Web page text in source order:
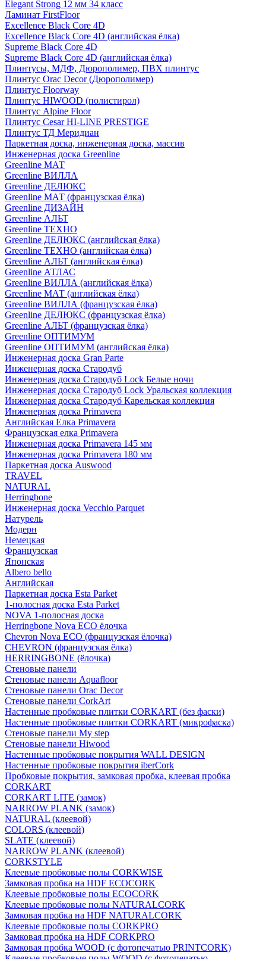
Elegant Strong 12 мм 34 класс
Ламинат FirstFloor
Excellence Black Core 4D
Excellence Black Core 4D (английская ёлка)
Supreme Black Core 4D
Supreme Black Core 4D (английская ёлка)
Плинтусы, МДФ, Дюрополимер, ПВХ плинтус
Плинтус Orac Decor (Дюрополимер)
Плинтус Floorway
Плинтус HIWOOD (полистирол)
Плинтус Alpine Floor
Плинтус Cesar HI-LINE PRESTIGE
Плинтус ТД Меридиан
Паркетная доска, инженерная доска, массив
Инженерная доска Greenline
Greenline МАТ
Greenline ВИЛЛА
Greenline ДЕЛЮКС
Greenline МАТ (французская ёлка)
Greenline ДИЗАЙН
Greenline АЛЬТ
Greenline ТЕХНО
Greenline ДЕЛЮКС (английская ёлка)
Greenline ТЕХНО (английская ёлка)
Greenline АЛЬТ (английская ёлка)
Greenline АТЛАС
Greenline ВИЛЛА (английская ёлка)
Greenline МАТ (английская ёлка)
Greenline ВИЛЛА (французская ёлка)
Greenline ДЕЛЮКС (французская ёлка)
Greenline АЛЬТ (французская ёлка)
Greenline ОПТИМУМ
Greenline ОПТИМУМ (английская ёлка)
Инженерная доска Gran Parte
Инженерная доска Стародуб
Инженерная доска Стародуб Lock Белые ночи
Инженерная доска Стародуб Lock Уральская коллекция
Инженерная доска Стародуб Карельская коллекция
Инженерная доска Primavera
Английская Елка Primavera
Французская елка Primavera
Инженерная доска Primavera 145 мм
Инженерная доска Primavera 180 мм
Паркетная доска Auswood
TRAVEL
NATURAL
Herringbone
Инженерная доска Vecchio Parquet
Натурель
Модерн
Немецкая
Французская
Японская
Albero bello
Английская
Паркетная доска Esta Parket
1-полосная доска Esta Parket
NOVA 1-полосная доска
Herringbone Nova ECO ёлочка
Chevron Nova ECO (французская ёлочка)
CHEVRON (французская ёлка)
HERRINGBONE (ёлочка)
Стеновые панели
Стеновые панели Aquafloor
Стеновые панели Orac Decor
Стеновые панели CorkArt
Настенные пробковые плитки CORKART (без фаски)
Настенные пробковые плитки CORKART (микрофаска)
Стеновые панели My step
Стеновые панели Hiwood
Настенные пробковые покрытия WALL DESIGN
Настенные пробковые покрытия iberCork
Пробковые покрытия, замковая пробка, клеевая пробка
CORKART
CORKART LITE (замок)
NARROW PLANK (замок)
NATURAL (клеевой)
COLORS (клеевой)
SLATE (клеевой)
NARROW PLANK (клеевой)
CORKSTYLE
Клеевые пробковые полы CORKWISE
Замковая пробка на HDF ECOCORK
Клеевые пробковые полы ECOCORK
Клеевые пробковые полы NATURALCORK
Замковая пробка на HDF NATURALCORK
Клеевые пробковые полы CORKPRO
Замковая пробка на HDF CORKPRO
Замковая пробка WOOD (с фотопечатью PRINTCORK)